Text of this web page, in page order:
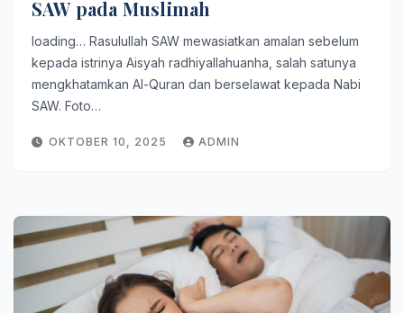
SAW pada Muslimah
loading… Rasulullah SAW mewasiatkan amalan sebelum
kepada istrinya Aisyah radhiyallahuanha, salah satunya
mengkhatamkan Al-Quran dan berselawat kepada Nabi
SAW. Foto…
OKTOBER 10, 2025 ADMIN